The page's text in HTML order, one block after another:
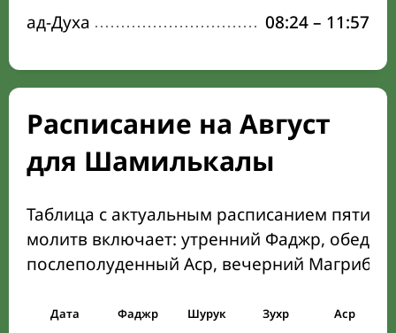
ад-Духа
08:24– 11:57
Расписание на Август
для Шамилькалы
Таблица с актуальным расписанием пяти
молитв включает: утренний Фаджр,
послеполуденный Аср, вечерний Магриб
Дата Фаджр Шурук Зухр Аср